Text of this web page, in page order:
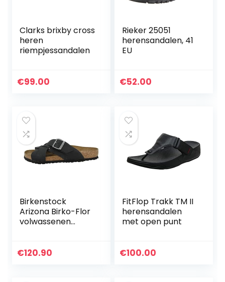
Clarks brixby cross
heren
riempjessandalen
€99.00
Rieker 25051
herensandalen, 41
EU
€52.00
Birkenstock
Arizona Birko-Flor
volwassenen
€120.90
FitFlop Trakk TM II
herensandalen
met open punt
€100.00